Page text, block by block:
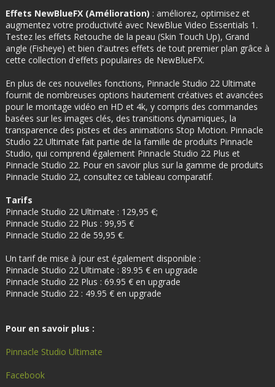
Effets NewBlueFX (Amélioration) : améliorez, optimisez et
augmentez votre productivité avec NewBlue Video Essentials 1.
Testez les effets Retouche de la peau (Skin Touch Up), Grand
angle (Fisheye) et bien d'autres effets de tout premier plan grâce à
cette collection d'effets populaires de NewBlueFX.
En plus de ces nouvelles fonctions, Pinnacle Studio 22 Ultimate
fournit de nombreuses options hautement créatives et avancées
pour le montage vidéo en HD et 4k, y compris des commandes
basées sur les images clés, des transitions dynamiques, la
transparence des pistes et des animations Stop Motion. Pinnacle
Studio 22 Ultimate fait partie de la famille de produits Pinnacle
Studio, qui comprend également Pinnacle Studio 22 Plus et
Pinnacle Studio 22. Pour en savoir plus sur la gamme de produits
Pinnacle Studio 22, consultez ce tableau comparatif.
Tarifs
Pinnacle Studio 22 Ultimate : 129,95 €;
Pinnacle Studio 22 Plus : 99,95 €
Pinnacle Studio 22 de 59,95 €.
Un tarif de mise à jour est également disponible :
Pinnacle Studio 22 Ultimate : 89.95 € en upgrade
Pinnacle Studio 22 Plus : 69.95 € en upgrade
Pinnacle Studio 22 : 49.95 € en upgrade
Pour en savoir plus :
Pinnacle Studio Ultimate
Facebook